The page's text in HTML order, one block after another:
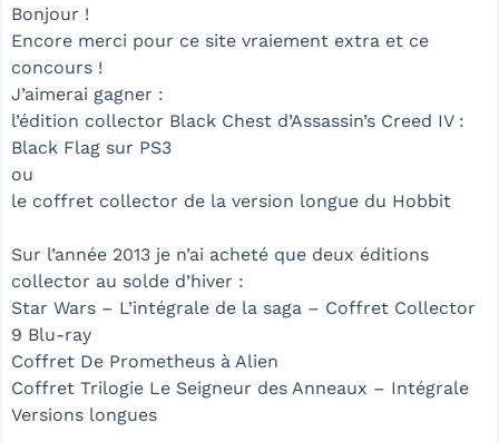
Bonjour !
Encore merci pour ce site vraiement extra et ce
concours !
J’aimerai gagner :
l’édition collector Black Chest d’Assassin’s Creed IV :
Black Flag sur PS3
ou
le coffret collector de la version longue du Hobbit
Sur l’année 2013 je n’ai acheté que deux éditions
collector au solde d’hiver :
Star Wars – L’intégrale de la saga – Coffret Collector
9 Blu-ray
Coffret De Prometheus à Alien
Coffret Trilogie Le Seigneur des Anneaux – Intégrale
Versions longues